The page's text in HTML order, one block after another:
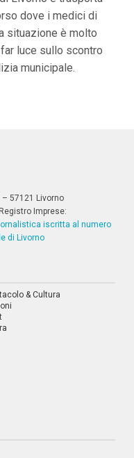
dove i medici di
situazione è molto
luce sullo scontro
municipale.
57121 Livorno
Imprese:
iscritta al numero
di Livorno
& Cultura